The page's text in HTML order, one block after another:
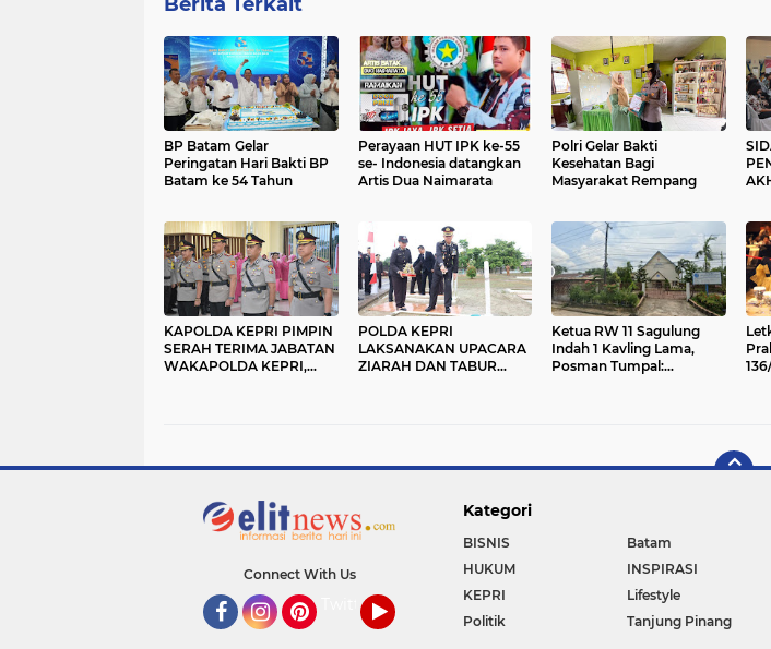
BP Batam Gelar
Peringatan Hari Bakti BP
Batam ke 54 Tahun
Perayaan HUT IPK ke-55
se- Indonesia datangkan
Artis Dua Naimarata
Polri Gelar Bakti
Kesehatan Bagi
Masyarakat Rempang
KAPOLDA KEPRI PIMPIN
SERAH TERIMA JABATAN
WAKAPOLDA KEPRI,
POLDA KEPRI
LAKSANAKAN UPACARA
ZIARAH DAN TABUR
Ketua RW 11 Sagulung
Indah 1 Kavling Lama,
Posman Tumpal:
Connect With Us
Twitter
Kategori
BISNIS Batam
HUKUM
INSPIRASI
KEPRI
Lifestyle
Politik
Tanjung Pinang